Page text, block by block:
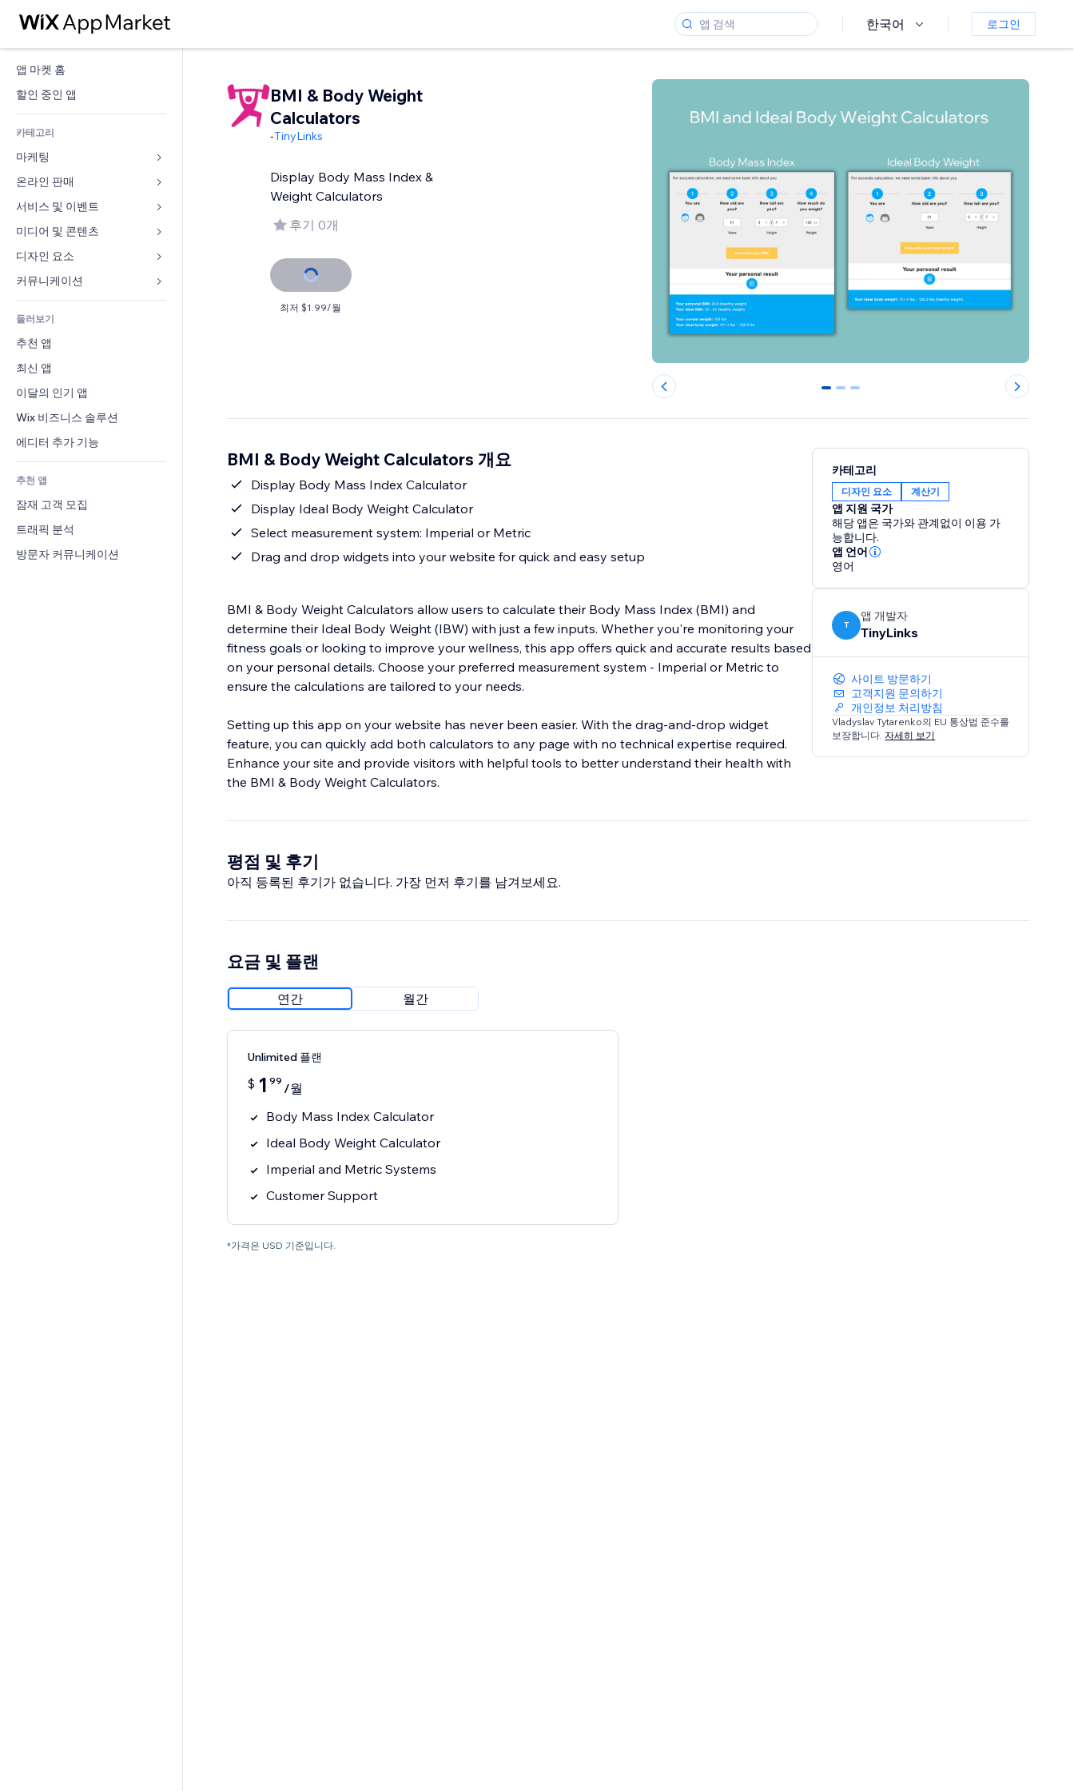
한국어 로그인
앱 마켓 홈
할인 중인 앱
카테고리
마케팅
광고
모바일
사이트 통계
사이트 목록
이메일
온라인 판매
쇼핑몰 관련 앱
배송
판매 버튼
회계
쿠폰 및 로열티
창고 서비스
식품 및 음료
서비스 및 이벤트
호텔
이벤트
음식점
부동산
예약
미디어 및 콘텐츠
갤러리
뮤직
팟캐스트
사진
동영상
PDF
파일 공유
소식
디자인 요소
지도 및 내비게이션
개인정보 및 보안
시계
페이지 템플릿
이미지 효과
버튼 & 메뉴
배너 및 배지
계산기
검색
일기예보
차트 및 표
양식
블로그
설문
채팅
메모
전화번호
커뮤니티
평가와 후기
CRM
둘러보기
추천 앱
최신 앱
이달의 인기 앱
Wix 비즈니스 솔루션
에디터 추가 기능
추천 앱
잠재 고객 모집
트래픽 분석
방문자 커뮤니케이션
BMI & Body Weight
Calculators
-TinyLinks
Display Body Mass Index &
Weight Calculators
후기 0개
최저 $1.99/월
0 1 2
BMI & Body Weight Calculators 개요
Display Body Mass Index Calculator
Display Ideal Body Weight Calculator
Select measurement system: Imperial or Metric
Drag and drop widgets into your website for quick and easy setup
BMI & Body Weight Calculators allow users to calculate their Body Mass Index (BMI) and
determine their Ideal Body Weight (IBW) with just a few inputs. Whether you're monitoring your
fitness goals or looking to improve your wellness, this app offers quick and accurate results based
on your personal details. Choose your preferred measurement system - Imperial or Metric to
ensure the calculations are tailored to your needs.
Setting up this app on your website has never been easier. With the drag-and-drop widget
feature, you can quickly add both calculators to any page with no technical expertise required.
Enhance your site and provide visitors with helpful tools to better understand their health with
the BMI & Body Weight Calculators.
카테고리
디자인 요소 계산기
앱 지원 국가
해당 앱은 국가와 관계없이 이용 가
능합니다.
앱 언어
영어
T
앱 개발자
TinyLinks
사이트 방문하기
고객지원 문의하기
개인정보 처리방침
Vladyslav Tytarenko의 EU 통상법 준수를
보장합니다.자세히 보기
평점 및 후기
아직 등록된 후기가 없습니다. 가장 먼저 후기를 남겨보세요.
요금 및 플랜
연간 월간
Unlimited 플랜
$ 1 99 /월
Body Mass Index Calculator
Ideal Body Weight Calculator
Imperial and Metric Systems
Customer Support
*가격은 USD 기준입니다.